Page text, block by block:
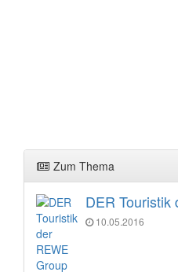
Zum Thema
DER Touristik
10.05.2016